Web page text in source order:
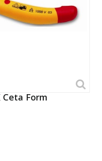
Form